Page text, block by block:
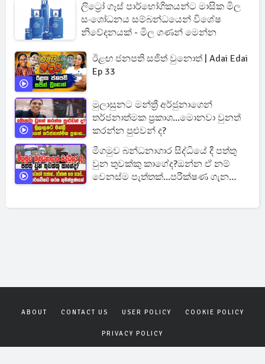
ලිට්‍රෝ ගෑස් පාර්භෝගිකයන්ට මාසික මිල
සංශෝධනය සම්බන්ධයෙන් විශේෂ
නිවේදනයක් - මිල ගණන් මෙන්න
ඊළඟ ජනපති සජිත් වුනොත් | Adai Edai
Ep 33
මුලාසුනට මන්ත්‍රී අර්ජුනාගෙන්
තර්ජනාත්මක ප්‍රකාශ...මොනවා වුනත්
කරන්න පුළුවන් ද?
මීගමුව බන්ධනාගාර සිද්ධියේ දී පත්තු
වුන තුවක්කු කාගේද?ඔන්න ඒ නම්
වෙනස්ම පැත්තක්...පරීක්ෂණ ගැන
ABOUT CONTACT US USER POLICY COOKIE POLICY
PRIVACY POLICY